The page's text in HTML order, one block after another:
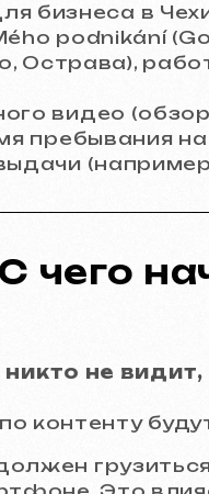
бизнеса в
podnikání
Острава),
видео
пребывания
чего
не
контенту